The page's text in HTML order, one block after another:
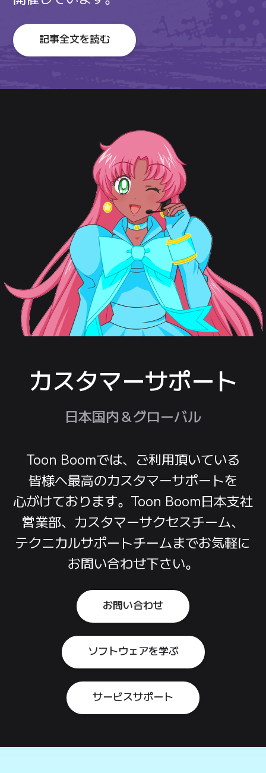
記事全文を読む
カスタマーサポート
日本国内＆グローバル
Toon Boomでは、 ご利用頂いている
皆様へ最高のカスタマーサポートを
心がけております。 Toon Boom日本支社
営業部、 カスタマーサクセスチーム、
テクニカルサポートチームまでお気軽に
お問い合わせ下さい。
お問い合わせ
ソフトウェアを学ぶ
サービスサポート